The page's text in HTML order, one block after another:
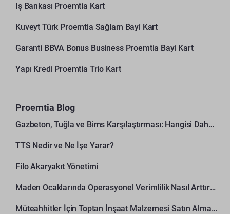
İş Bankası Proemtia Kart
Kuveyt Türk Proemtia Sağlam Bayi Kart
Garanti BBVA Bonus Business Proemtia Bayi Kart
Yapı Kredi Proemtia Trio Kart
Proemtia Blog
Gazbeton, Tuğla ve Bims Karşılaştırması: Hangisi Daha Avantajlı?
TTS Nedir ve Ne İşe Yarar?
Filo Akaryakıt Yönetimi
Maden Ocaklarında Operasyonel Verimlilik Nasıl Arttırılır?
Müteahhitler İçin Toptan İnşaat Malzemesi Satın Alma Rehberi